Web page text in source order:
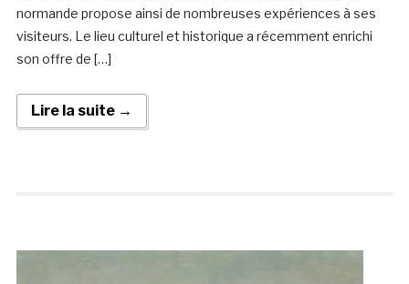
normande propose ainsi de nombreuses expériences à ses
visiteurs. Le lieu culturel et historique a récemment enrichi
son offre de […]
Lire la suite →